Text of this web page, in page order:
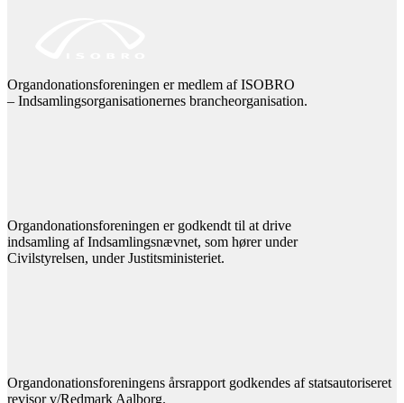
Organdonationsforeningen er medlem af ISOBRO
– Indsamlingsorganisationernes brancheorganisation.
Organdonationsforeningen er godkendt til at drive
indsamling af Indsamlingsnævnet, som hører under
Civilstyrelsen, under Justitsministeriet.
Organdonationsforeningens årsrapport godkendes af statsautoriseret
revisor v/Redmark Aalborg.